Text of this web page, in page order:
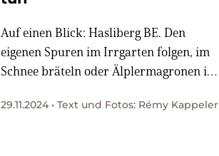
Auf einen Blick: Hasliberg BE. Den
eigenen Spuren im Irrgarten folgen, im
Schnee bräteln oder Älplermagronen im
29.11.2024 • Text und Fotos: Rémy Kappeler